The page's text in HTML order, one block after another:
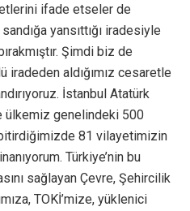
ifade etseler de
yansıttığı iradesiyle
Şimdi biz de
iradeden aldığımız cesaretle
İstanbul Atatürk
ülkemiz genelindeki 500
81 vilayetimizin
Türkiye’nin bu
sağlayan Çevre, Şehircilik
TOKİ’mize, yüklenici